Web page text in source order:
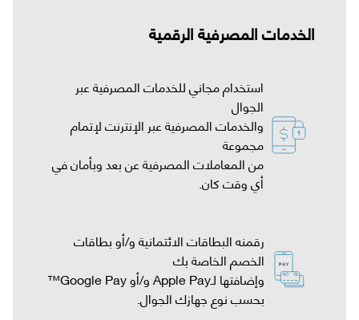
الخدمات المصرفية الرقمية
استخدام مجاني للخدمات المصرفية عبر
الجوال
والخدمات المصرفية عبر الإنترنت لإتمام
مجموعة
من المعاملات المصرفية عن بعد وبأمان في
أي وقت كان.
رقمنه البطاقات الائتمانية و/أو بطاقات
الخصم الخاصة بك
بحسب نوع جهازك الجوال.